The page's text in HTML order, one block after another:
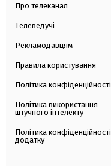
Про телеканал
Телеведучі
Рекламодавцям
Правила користування
Політика конфіденційності
Політика використання
штучного інтелекту
Політика конфіденційності
додатку